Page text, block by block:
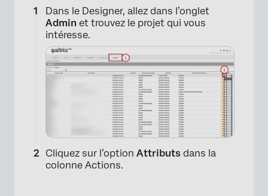
Dans le Designer, allez dans l’onglet
Admin et trouvez le projet qui vous
intéresse.
Cliquez sur l’option Attributs dans la
colonne Actions.